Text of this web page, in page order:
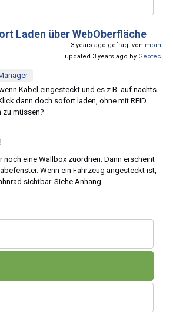
Laden über WebOberfläche
3 years ago gefragt von moin
updated 3 years ago by Geotec
Kabel eingesteckt und es z.B. auf nachts
dann doch sofort laden, ohne mit RFID
zu müssen?
noch eine Wallbox zuordnen. Dann erscheint
Wenn ein Fahrzeug angesteckt ist,
sichtbar. Siehe Anhang.